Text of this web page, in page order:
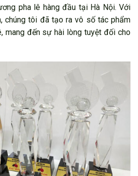
pha lê hàng đầu tại Hà Nội. Với
chúng tôi đã tạo ra vô số tác phẩm
mang đến sự hài lòng tuyệt đối cho